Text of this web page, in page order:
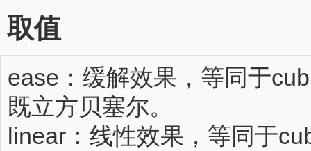
取值
ease：缓解效果，等同于
既立方贝塞尔。
linear：线性效果，等同于